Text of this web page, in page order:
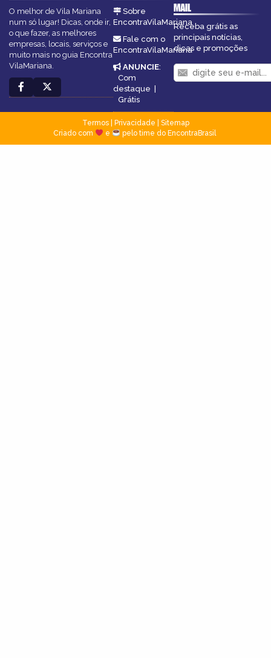
O melhor de Vila Mariana
num só lugar! Dicas, onde ir,
o que fazer, as melhores
empresas, locais, serviços e
muito mais no guia Encontra
VilaMariana.
Sobre
EncontraVilaMariana
Fale com o
EncontraVilaMariana
ANUNCIE:
Com
destaque |
Grátis
MAIL
Receba grátis as
principais notícias,
dicas e promoções
Termos| Privacidade
Sitemap
Criado com
e pelo time do EncontraBrasil